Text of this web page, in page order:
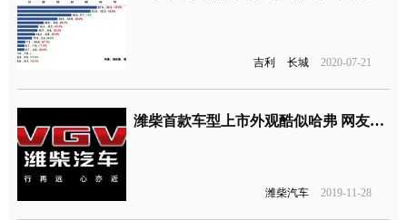
吉利 长城 2020-07-21
潍柴首款车型上市外观酷似哈弗 网友：终于有人抄袭哈弗了
潍柴汽车 2019-11-28